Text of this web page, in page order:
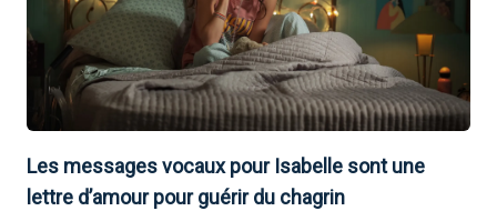
Les messages vocaux pour Isabelle sont une
lettre d’amour pour guérir du chagrin